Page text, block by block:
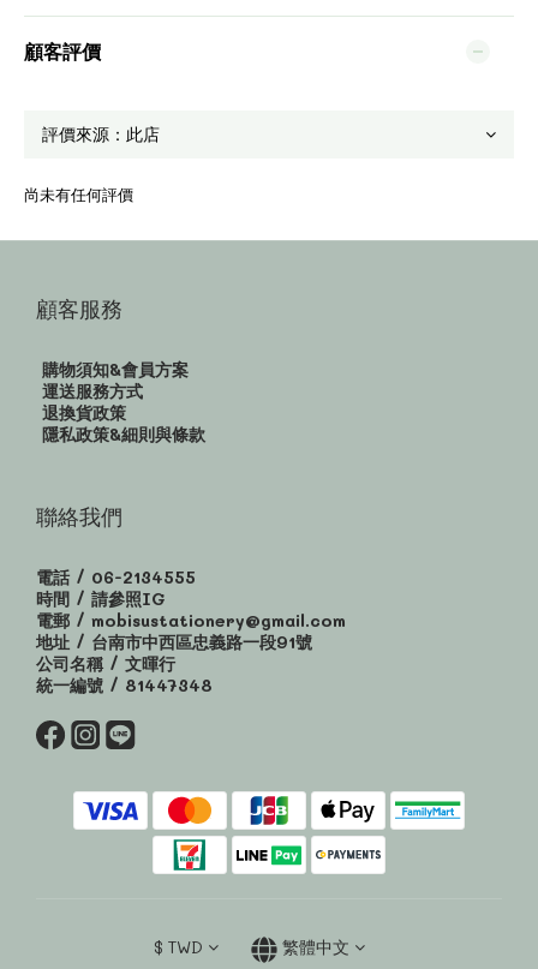
顧客評價
尚未有任何評價
顧客服務
購物須知&會員方案
運送服務方式
退換貨政策
隱私政策&細則與條款
聯絡我們
電話 / 06-2134555
時間 / 請參照IG
電郵 / mobisustationery@gmail.com
地址 / 台南市中西區忠義路一段91號
公司名稱 / 文暉行
統一編號 / 81447348
$ TWD 繁體中文